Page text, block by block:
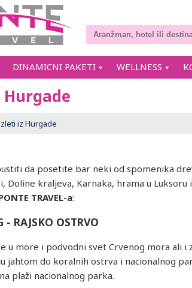
DINAMICNI PAKETI WELLNESS
iz Hurgade
da posetite bar neki od spomenika
Doline kraljeva, Karnaka, hrama u
TRAVEL-a:
- RAJSKO OSTRVO
u more i podvodni svet Crvenog mora ali
jahtom do koralnih ostrva i nacionalnog
plaži nacionalnog parka.